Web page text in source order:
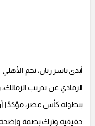
أبدى ياسر ريان، نجم
الرمادي عن تدريب الزمالك،
ببطولة كأس مصر، مؤكدًا
حقيقية وترك بصمة واضحة